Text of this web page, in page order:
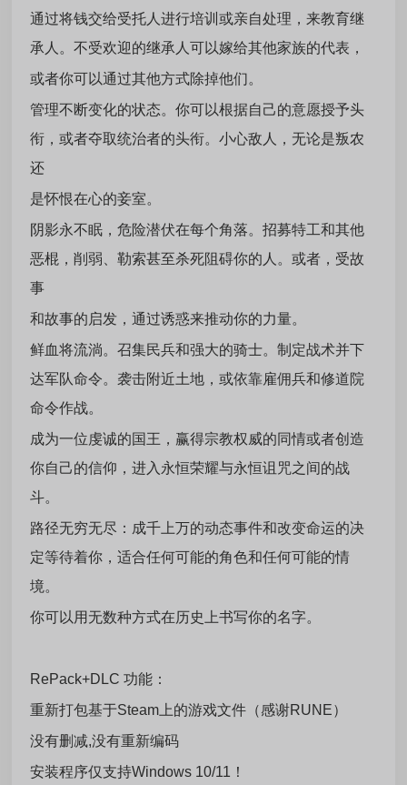
通过将钱交给受托人进行培训或亲自处理，来教育继
承人。不受欢迎的继承人可以嫁给其他家族的代表，
或者你可以通过其他方式除掉他们。
管理不断变化的状态。你可以根据自己的意愿授予头
衔，或者夺取统治者的头衔。小心敌人，无论是叛农
还
是怀恨在心的妾室。
阴影永不眠，危险潜伏在每个角落。招募特工和其他
恶棍，削弱、勒索甚至杀死阻碍你的人。或者，受故
事
和故事的启发，通过诱惑来推动你的力量。
鲜血将流淌。召集民兵和强大的骑士。制定战术并下
达军队命令。袭击附近土地，或依靠雇佣兵和修道院
命令作战。
成为一位虔诚的国王，赢得宗教权威的同情或者创造
你自己的信仰，进入永恒荣耀与永恒诅咒之间的战
斗。
路径无穷无尽：成千上万的动态事件和改变命运的决
定等待着你，适合任何可能的角色和任何可能的情
境。
你可以用无数种方式在历史上书写你的名字。
RePack+DLC 功能：
重新打包基于Steam上的游戏文件（感谢RUNE）
没有删减,没有重新编码
安装程序仅支持Windows 10/11！